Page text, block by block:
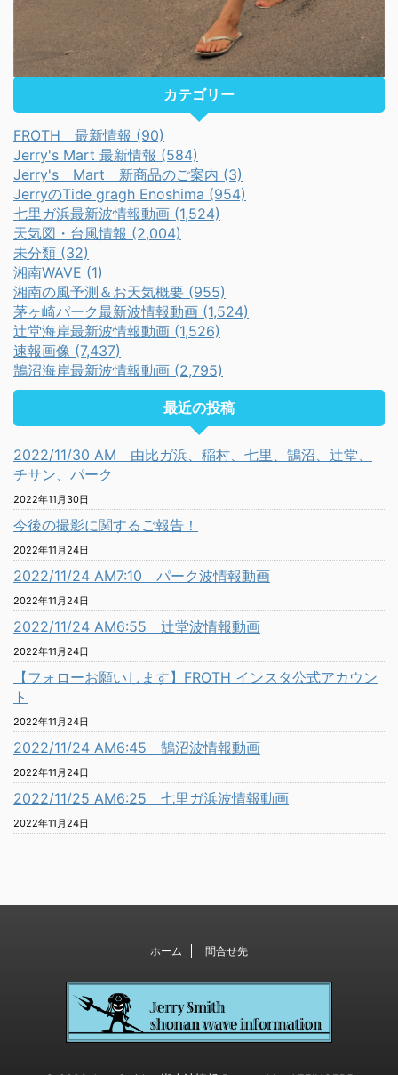
カテゴリー
FROTH 最新情報 (90)
Jerry's Mart 最新情報 (584)
Jerry's Mart 新商品のご案内 (3)
JerryのTide gragh Enoshima (954)
七里ガ浜最新波情報動画 (1,524)
天気図・台風情報 (2,004)
未分類 (32)
湘南WAVE (1)
湘南の風予測＆お天気概要 (955)
茅ヶ崎パーク最新波情報動画 (1,524)
辻堂海岸最新波情報動画 (1,526)
速報画像 (7,437)
鵠沼海岸最新波情報動画 (2,795)
最近の投稿
2022/11/30 AM 由比ガ浜、稲村、七里、鵠沼、辻堂、
チサン、パーク
2022年11月30日
今後の撮影に関するご報告！
2022年11月24日
2022/11/24 AM7:10 パーク波情報動画
2022年11月24日
2022/11/24 AM6:55 辻堂波情報動画
2022年11月24日
【フォローお願いします】FROTH インスタ公式アカウン
ト
2022年11月24日
2022/11/24 AM6:45 鵠沼波情報動画
2022年11月24日
2022/11/25 AM6:25 七里ガ浜波情報動画
2022年11月24日
ホーム 問合せ先